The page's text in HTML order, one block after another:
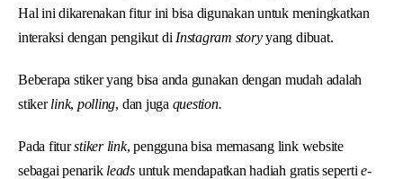
Hal ini dikarenakan fitur ini bisa digunakan untuk meningkatkan
interaksi dengan pengikut di Instagram storyyang dibuat.
Beberapa stiker yang bisa anda gunakan dengan mudah adalah
stikerlink, polling, dan juga question.
Pada fiturstiker link, pengguna bisa memasang link website
sebagai penarik leadsuntuk mendapatkan hadiah gratis seperti e-